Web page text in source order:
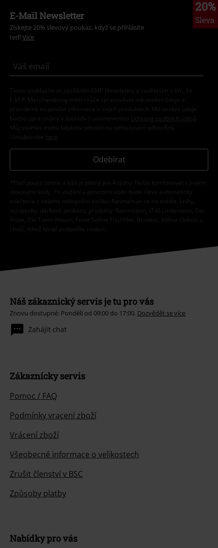
20%
Sleva
E-Mail Newsletter
Získejte 20% slevový poukaz, když se přihlásíte
teď! Více
Tímto souhlasím se zasíláním EMP Newslettru a souhlasím s tím, že
E.M.P. Merchandising mbH může zpracovávat mé osobní údaje a
pravidelně mi posílat informace o svých produktech. Mé osobní údaje
budou zpracovány v souladu s ustanoveními
Ochrana osobních údajů
Můj souhlas mohu kdykoliv odvolat na odhlašovací odkaz/link.
Unsubscribe here
Odebírat
*Platí pouze online a kód je platný jen 4 týdny. Nelze kombinovat s jinými
slevovými kódy. Po vložení a potvrzení kódu bude sleva automaticky
odečtena z vašeho nákupního košíku. Nevztahuje se na média, knihy,
vstupenky, dárkové poukazy, produkty: Rammstein, (Till) Lindemann, Die
Ärzte, Die Toten Hosen, Feine Sahne Fischfilet, Broilers, Böhse Onkelz a
zboží, jehož koupí podpoříte nadaci.
Náš zákaznický servis je tu pro vás
Znovu dostupné: Pondělí od 09:00 do 17:00. Dozvědět se více
Zahájit chat
Zákaznícky servis
Pomoc / FAQ
Podmínky vracení zboží
Vrácení zboží
Všeobecné informace o velikostech
Zrušit členství v BSC
Způsoby platby
Nabídky pro vás